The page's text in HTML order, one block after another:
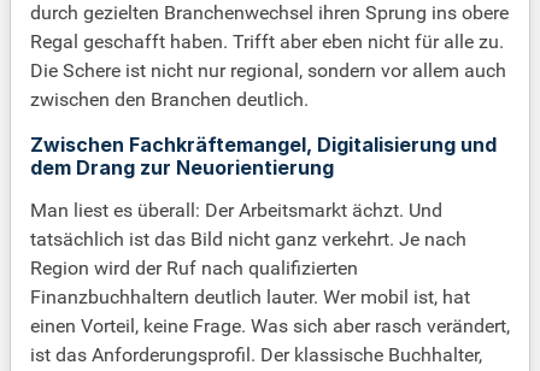
durch gezielten Branchenwechsel ihren Sprung ins obere
Regal geschafft haben. Trifft aber eben nicht für alle zu.
Die Schere ist nicht nur regional, sondern vor allem auch
zwischen den Branchen deutlich.
Zwischen Fachkräftemangel, Digitalisierung und
dem Drang zur Neuorientierung
Man liest es überall: Der Arbeitsmarkt ächzt. Und
tatsächlich ist das Bild nicht ganz verkehrt. Je nach
Region wird der Ruf nach qualifizierten
Finanzbuchhaltern deutlich lauter. Wer mobil ist, hat
einen Vorteil, keine Frage. Was sich aber rasch verändert,
ist das Anforderungsprofil. Der klassische Buchhalter,